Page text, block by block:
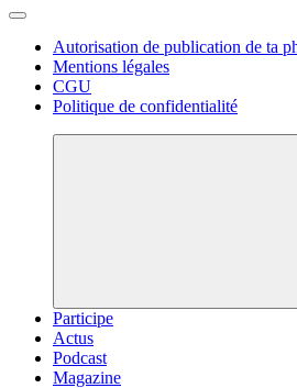
Autorisation de publication de ta
Mentions légales
CGU
Politique de confidentialité
Participe
Actus
Podcast
Magazine